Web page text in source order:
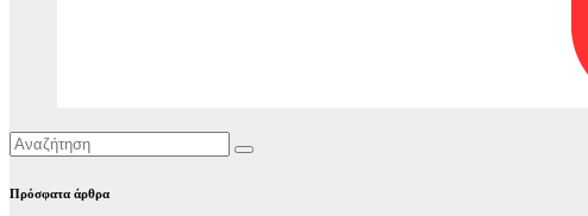
Πρόσφατα άρθρα